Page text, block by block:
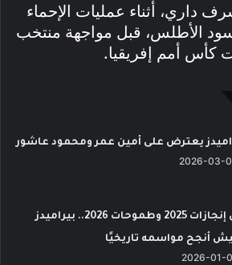
داري، أثناء عمليات الإحماء
الأطلس، قبل مواجهة منتخب
كأس أمم إفريقيا.
يعترض على أمين عمر ومحمود عاشور
2026-03-
بين إنجازات 2025 وطموحات 2026.. بيراميدز
أنجح مواسمه تاريخيًا
2026-01-